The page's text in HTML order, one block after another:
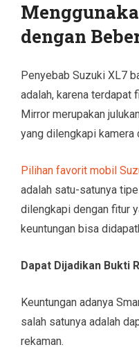
dengan
Penyebab Suzuki XL7
adalah, karena terdapat
Mirror merupakan
yang dilengkapi kamera
Pilihan favorit mobil
adalah satu-satunya
dilengkapi dengan fitur
keuntungan bisa
Dapat Dijadikan Bukti
Keuntungan adanya
salah satunya adalah
rekaman.